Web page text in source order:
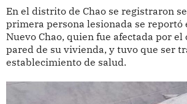
En el distrito de Chao se registraron
primera persona lesionada se reportó
Nuevo Chao, quien fue afectada por el
pared de su vivienda, y tuvo que ser
establecimiento de salud.